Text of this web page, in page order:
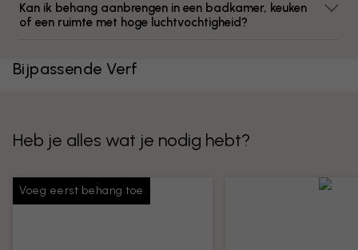
Kan ik behang aanbrengen in een badkamer, keuken
of een ruimte met hoge luchtvochtigheid?
Bijpassende Verf
Heb je alles wat je nodig hebt?
Voeg eerst behang toe